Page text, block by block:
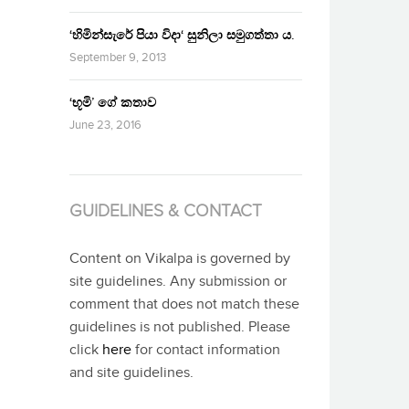
‘හිමින්සැරේ පියා විදා‘ සුනිලා සමුගත්තා ය.
September 9, 2013
‘භූමි’ ගේ කතාව
June 23, 2016
GUIDELINES & CONTACT
Content on Vikalpa is governed by
site guidelines. Any submission or
comment that does not match these
guidelines is not published. Please
click here for contact information
and site guidelines.